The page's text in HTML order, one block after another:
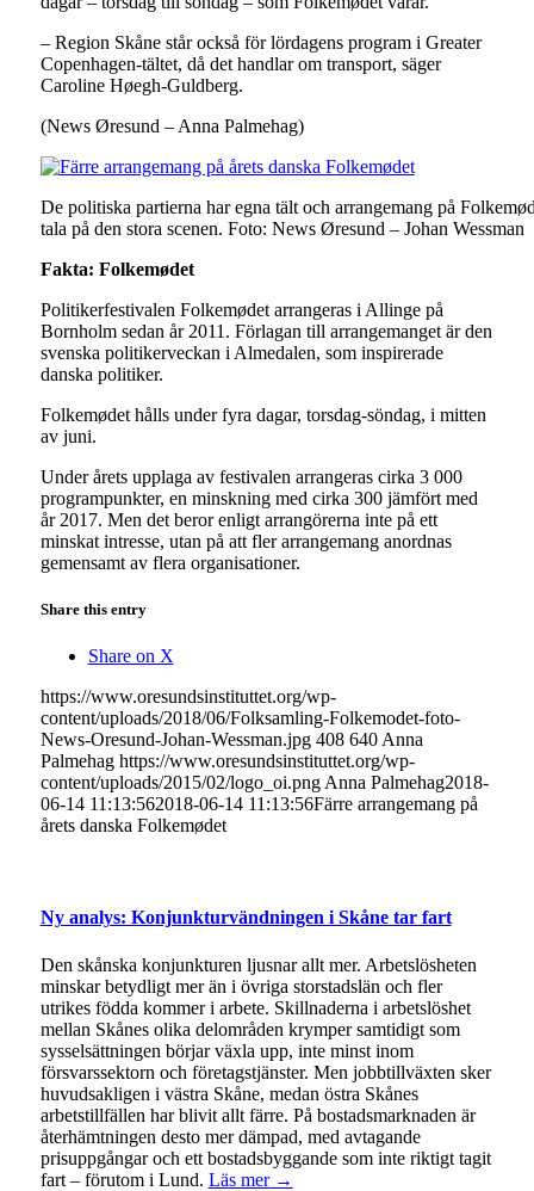
– Region Skåne står också för lördagens program i Greater
Copenhagen-tältet, då det handlar om transport, säger
Caroline Høegh-Guldberg.
(News Øresund – Anna Palmehag)
De politiska partierna har egna tält och arrangemang på
tala på den stora scenen. Foto: News Øresund – Johan Wessman
Fakta: Folkemødet
Politikerfestivalen Folkemødet arrangeras i Allinge på
Bornholm sedan år 2011. Förlagan till arrangemanget är den
svenska politikerveckan i Almedalen, som inspirerade
danska politiker.
Folkemødet hålls under fyra dagar, torsdag-söndag, i mitten
av juni.
Under årets upplaga av festivalen arrangeras cirka 3 000
programpunkter, en minskning med cirka 300 jämfört med
år 2017. Men det beror enligt arrangörerna inte på ett
minskat intresse, utan på att fler arrangemang anordnas
gemensamt av flera organisationer.
Share this entry
Share on X
https://www.oresundsinstituttet.org/wp-
content/uploads/2018/06/Folksamling-Folkemodet-foto-
News-Oresund-Johan-Wessman.jpg 408 640 Anna
Palmehag https://www.oresundsinstituttet.org/wp-
content/uploads/2015/02/logo_oi.png Anna Palmehag2018-
06-14 11:13:562018-06-14 11:13:56Färre arrangemang på
årets danska Folkemødet
Ny analys: Konjunkturvändningen i Skåne tar fart
Den skånska konjunkturen ljusnar allt mer. Arbetslösheten
minskar betydligt mer än i övriga storstadslän och fler
utrikes födda kommer i arbete. Skillnaderna i arbetslöshet
mellan Skånes olika delområden krymper samtidigt som
sysselsättningen börjar växla upp, inte minst inom
försvarssektorn och företagstjänster. Men jobbtillväxten sker
huvudsakligen i västra Skåne, medan östra Skånes
arbetstillfällen har blivit allt färre. På bostadsmarknaden är
återhämtningen desto mer dämpad, med avtagande
prisuppgångar och ett bostadsbyggande som inte riktigt tagit
fart – förutom i Lund. Läs mer →